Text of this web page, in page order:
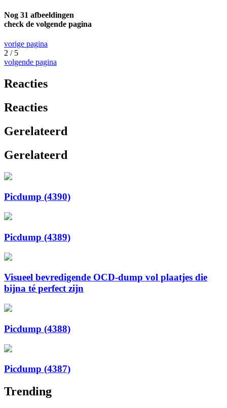
Nog 31 afbeeldingen
check de volgende pagina
vorige pagina
2 / 5
volgende pagina
Reacties
Reacties
Gerelateerd
Gerelateerd
Picdump (4390)
Picdump (4389)
Visueel bevredigende OCD-dump vol plaatjes die
bijna té perfect zijn
Picdump (4388)
Picdump (4387)
Trending